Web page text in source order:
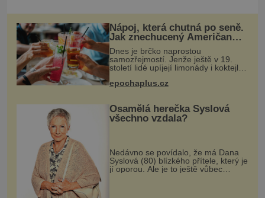
Nápoj, která chutná po seně.
Jak znechucený Američan
vymyslel brčko
Dnes je brčko naprostou
samozřejmostí. Jenže ještě v 19.
století lidé upíjejí limonády i koktejly
Fungují sice dobře, mají ale jednu
epochaplus.cz
Osamělá herečka Syslová
všechno vzdala?
Nedávno se povídalo, že má Dana
Syslová (80) blízkého přítele, který je
jí oporou. Ale je to ještě vůbec